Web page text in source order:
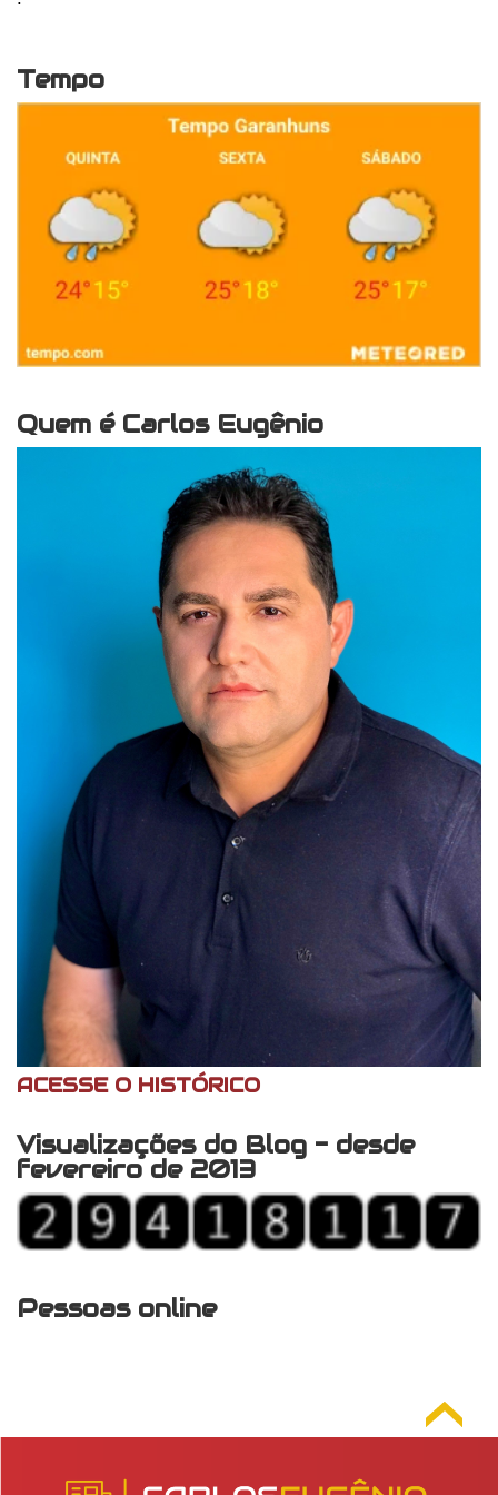
Tempo
Quem é Carlos Eugênio
ACESSE O HISTÓRICO
Visualizações do Blog - desde
fevereiro de 2013
Pessoas online